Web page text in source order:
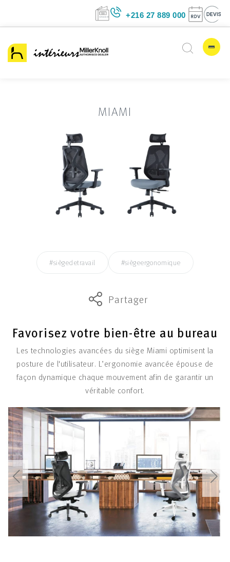
+216 27 889
MIAMI
#siègedetravail #siègeergonomique
Partager
Favorisez votre bien-être au bureau
Les technologies avancées du siège Miami optimisent la
posture de l'utilisateur. L’ergonomie avancée épouse de
façon dynamique chaque mouvement afin de garantir un
véritable confort.